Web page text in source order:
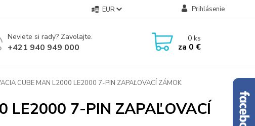
EUR Prihlásenie
Neviete si rady? Zavolajte.
+421 940 949 000
0ks
za 0 €
CUBE MAN L2000 LE2000 7-PIN ZAPAĽOVACÍ ZÁMOK
LE2000 7-PIN ZAPAĽOVACÍ